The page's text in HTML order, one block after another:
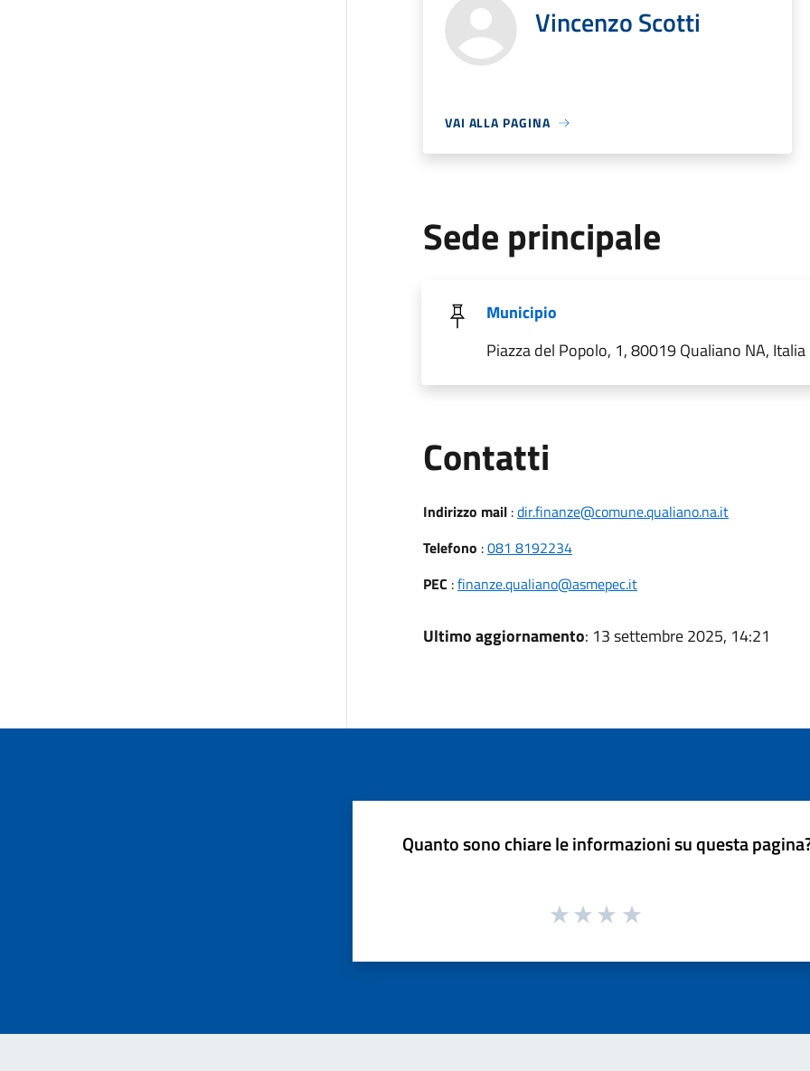
Vincenzo Scotti
VAI ALLA PAGINA
Sede principale
Municipio
Piazza del Popolo, 1, 80019 Qualiano NA, Italia
Contatti
Indirizzo mail:dir.finanze@comune.qualiano.na.it
Telefono :081 8192234
PEC :finanze.qualiano@asmepec.it
Ultimo aggiornamento: 13 settembre 2025, 14:21
Quanto sono chiare le informazioni su questa